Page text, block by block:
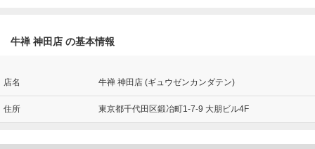
牛禅 神田店 の基本情報
店名 牛禅 神田店 (ギュウゼンカンダテン)
住所 東京都千代田区鍛冶町1-7-9 大朋ビル4F